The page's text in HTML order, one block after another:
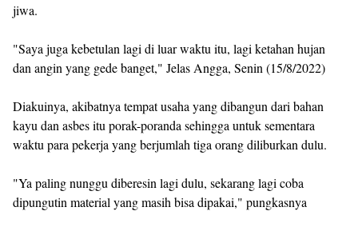
jiwa.
"Saya juga kebetulan lagi di luar waktu itu, lagi ketahan hujan
dan angin yang gede banget," Jelas Angga, Senin (15/8/2022)
Diakuinya, akibatnya tempat usaha yang dibangun dari bahan
kayu dan asbes itu porak-poranda sehingga untuk sementara
waktu para pekerja yang berjumlah tiga orang diliburkan dulu.
"Ya paling nunggu diberesin lagi dulu, sekarang lagi coba
dipungutin material yang masih bisa dipakai," pungkasnya